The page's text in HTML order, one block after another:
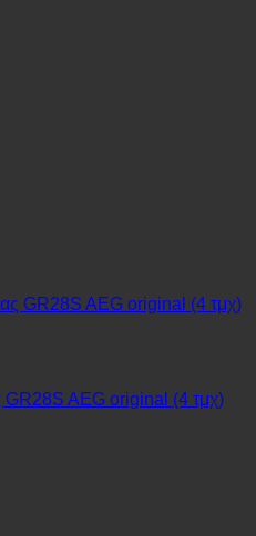
GR28S AEG original (4 τμχ)